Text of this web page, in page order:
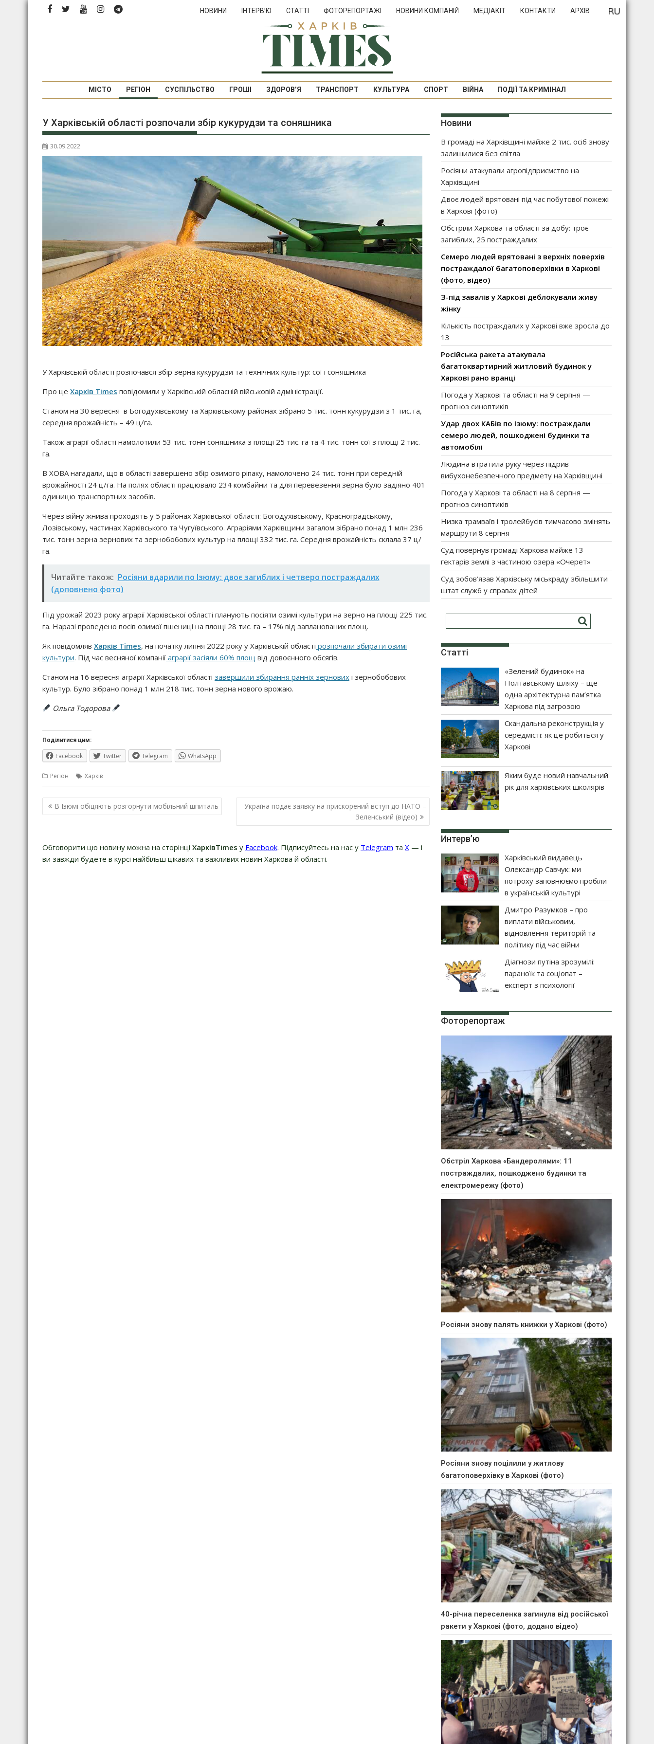
Перейти
НОВИНИ ІНТЕРВ’Ю СТАТТІ ФОТОРЕПОРТАЖІ НОВИНИ КОМПАНІЙ МЕДІАКІТ КОНТАКТИ АРХІВ
МІСТО РЕГІОН СУСПІЛЬСТВО ГРОШІ ЗДОРОВ’Я ТРАНСПОРТ КУЛЬТУРА СПОРТ ВІЙНА ПОДІЇ ТА КРИМІНАЛ
У Харківській області розпочали збір кукурудзи та соняшника
30.09.2022
У Харківській області розпочався збір зерна кукурудзи та технічних культур: сої і соняшника
Про це Харків Times повідомили у Харківській обласній військовій адміністрації.
Станом на 30 вересня в Богодухівському та Харківському районах зібрано 5 тис. тонн кукурудзи з 1 тис. га,
середня врожайність – 49 ц/га.
Також аграрії області намолотили 53 тис. тонн соняшника з площі 25 тис. га та 4 тис. тонн сої з площі 2 тис.
га.
В ХОВА нагадали, що в області завершено збір озимого ріпаку, намолочено 24 тис. тонн при середній
врожайності 24 ц/га. На полях області працювало 234 комбайни та для перевезення зерна було задіяно 401
одиницю транспортних засобів.
Через війну жнива проходять у 5 районах Харківської області: Богодухівському, Красноградському,
Лозівському, частинах Харківського та Чугуївського. Аграріями Харківщини загалом зібрано понад 1 млн 236
тис. тонн зерна зернових та зернобобових культур на площі 332 тис. га. Середня врожайність склала 37 ц/
га.
Читайте також: Росіяни вдарили по Ізюму: двоє загиблих і четверо постраждалих
(доповнено фото)
Під урожай 2023 року аграрії Харківської області планують посіяти озимі культури на зерно на площі 225 тис.
га. Наразі проведено посів озимої пшениці на площі 28 тис. га – 17% від запланованих площ.
Як повідомляв Харків Times, на початку липня 2022 року у Харківській області розпочали збирати озимі
культури. Під час весняної компанії аграрії засіяли 60% площ від довоєнного обсягів.
Станом на 16 вересня аграрії Харківської області завершили збирання ранніх зернових і зернобобових
культур. Було зібрано понад 1 млн 218 тис. тонн зерна нового врожаю.
Ольга Тодорова
Поділитися цим:
Facebook Twitter Telegram WhatsApp
Регіон Харків
Навігація
записів
В Ізюмі обіцяють розгорнути мобільний шпиталь
Україна подає заявку на прискорений вступ до НАТО –
Зеленський (відео)
Обговорити цю новину можна на сторінці ХарківTimes у Facebook. Підписуйтесь на нас у Telegram та Х — і
ви завжди будете в курсі найбільш цікавих та важливих новин Харкова й області.
Новини
В громаді на Харківщині майже 2 тис. осіб знову
залишилися без світла
Росіяни атакували агропідприємство на
Харківщині
Двоє людей врятовані під час побутової пожежі
в Харкові (фото)
Обстріли Харкова та області за добу: троє
загиблих, 25 постраждалих
Семеро людей врятовані з верхніх поверхів
постраждалої багатоповерхівки в Харкові
(фото, відео)
З-під завалів у Харкові деблокували живу
жінку
Кількість постраждалих у Харкові вже зросла до
13
Російська ракета атакувала
багатоквартирний житловий будинок у
Харкові рано вранці
Погода у Харкові та області на 9 серпня —
прогноз синоптиків
Удар двох КАБів по Ізюму: постраждали
семеро людей, пошкоджені будинки та
автомобілі
Людина втратила руку через підрив
вибухонебезпечного предмету на Харківщині
Погода у Харкові та області на 8 серпня —
прогноз синоптиків
Низка трамваїв і тролейбусів тимчасово змінять
маршрути 8 серпня
Суд повернув громаді Харкова майже 13
гектарів землі з частиною озера «Очерет»
Суд зобов’язав Харківську міськраду збільшити
штат служб у справах дітей
Статті
«Зелений будинок» на
Полтавському шляху – ще
одна архітектурна пам’ятка
Харкова під загрозою
Скандальна реконструкція у
середмісті: як це робиться у
Харкові
Яким буде новий навчальний
рік для харківських школярів
Интерв’ю
Харківський видавець
Олександр Савчук: ми
потроху заповнюємо пробіли
в українській культурі
Дмитро Разумков – про
виплати військовим,
відновлення територій та
політику під час війни
Діагнози путіна зрозумілі:
параноїк та соціопат –
експерт з психології
Фоторепортаж
Обстріл Харкова «Бандеролями»: 11
постраждалих, пошкоджено будинки та
електромережу (фото)
Росіяни знову палять книжки у Харкові (фото)
Росіяни знову поцілили у житлову
багатоповерхівку в Харкові (фото)
40-річна переселенка загинула від російської
ракети у Харкові (фото, додано відео)